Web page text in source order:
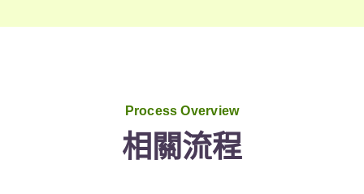
Process Overview
相關流程